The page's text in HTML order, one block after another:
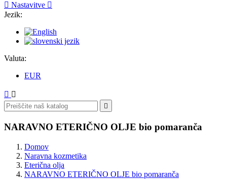
 Nastavitve 
Jezik:
Valuta:
EUR
 

NARAVNO ETERIČNO OLJE bio pomaranča
Domov
Naravna kozmetika
Eterična olja
NARAVNO ETERIČNO OLJE bio pomaranča